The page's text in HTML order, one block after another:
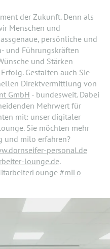
der Zukunft. Denn als
Menschen und
persönliche und
und Führungskräften
und Stärken
Gestalten auch Sie
Direktvermittlung von
GmbH - bundesweit. Dabei
Mehrwert für
mit: unser digitaler
Sie möchten mehr
und milo erfahren?
personal.de
lounge.de.
#miLo